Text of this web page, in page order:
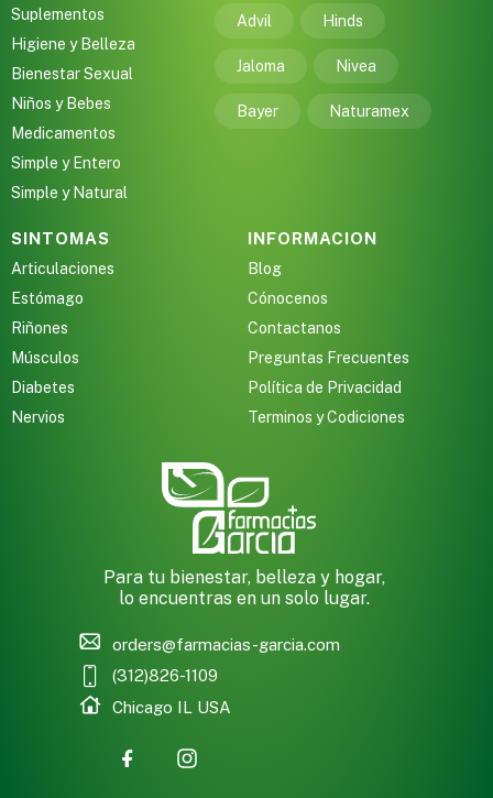
Suplementos
Higiene y Belleza
Bienestar Sexual
Niños y Bebes
Medicamentos
Simple y Entero
Simple y Natural
Advil Hinds
Jaloma Nivea
Bayer Naturamex
SINTOMAS
Articulaciones
Estómago
Riñones
Músculos
Diabetes
Nervios
INFORMACION
Blog
Cónocenos
Contactanos
Preguntas Frecuentes
Política de Privacidad
Terminos y Codiciones
Para tu bienestar, belleza y hogar,
lo encuentras en un solo lugar.
orders@farmacias-garcia.com
(312)826-1109
Chicago IL USA